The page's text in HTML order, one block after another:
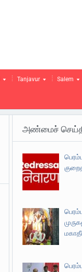
Tanjavur Salem
அண்மைச்